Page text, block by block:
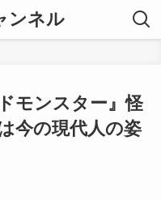
ンネル
モンスター』怪
今の現代人の姿